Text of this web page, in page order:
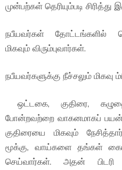
முன்பற்கள் தெரியும்படி சிரித்து
நபீயவர்கள் தோட்டங்களில்
மிகவும் விரும்புவார்கள்.
நபீயவர்களுக்கு நீச்சலும் மிகவு
ஒட்டகை, குதிரை,
போன்றவற்றை வாகனமாகப்
குதிரையை மிகவும்
மூக்கு, வாய்களை தங்கள்
செய்வார்கள். அதன் பிடரி